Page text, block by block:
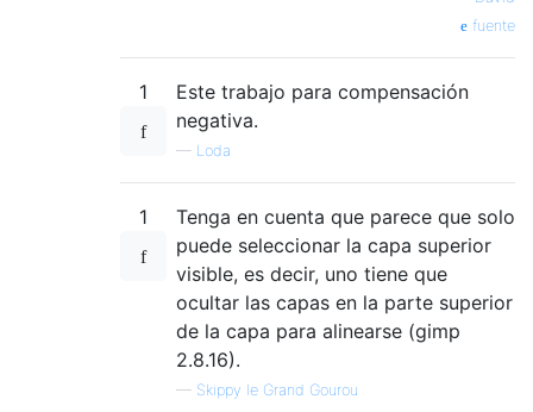
fuente
1
Este trabajo para compensación
negativa.
— Loda
1
Tenga en cuenta que parece que solo
puede seleccionar la capa superior
visible, es decir, uno tiene que
ocultar las capas en la parte superior
de la capa para alinearse (gimp
2.8.16).
— Skippy le Grand Gourou